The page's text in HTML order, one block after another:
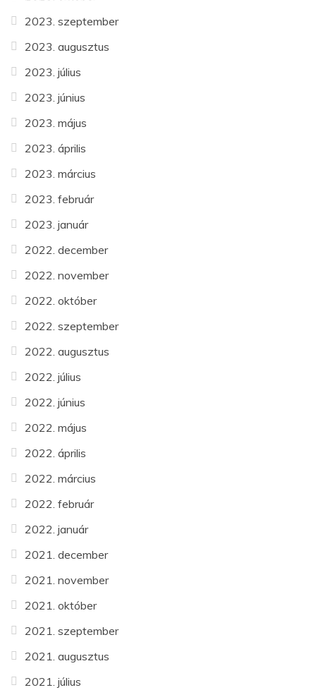
2023. szeptember
2023. augusztus
2023. július
2023. június
2023. május
2023. április
2023. március
2023. február
2023. január
2022. december
2022. november
2022. október
2022. szeptember
2022. augusztus
2022. július
2022. június
2022. május
2022. április
2022. március
2022. február
2022. január
2021. december
2021. november
2021. október
2021. szeptember
2021. augusztus
2021. július